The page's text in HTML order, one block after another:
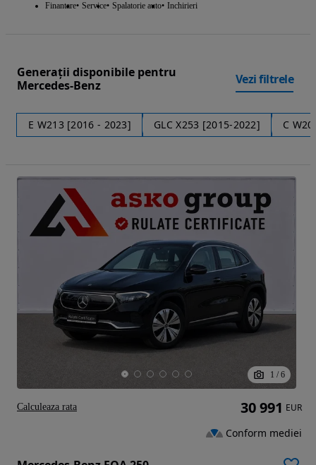
Finantare Service Spalatorie auto Inchirieri
Generații disponibile pentru
Mercedes-Benz
Vezi filtrele
E W213 [2016 - 2023] GLC X253 [2015-2022] C
1 / 6
30 991 EUR
Conform mediei
Calculeaza rata